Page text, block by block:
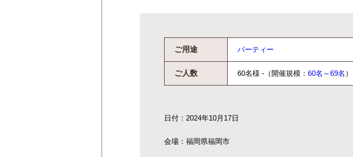
ご用途 パーティー
ご人数 60名様 -（開催規模： 60名～69名 ）
日付：2024年10月17日
会場：福岡県福岡市